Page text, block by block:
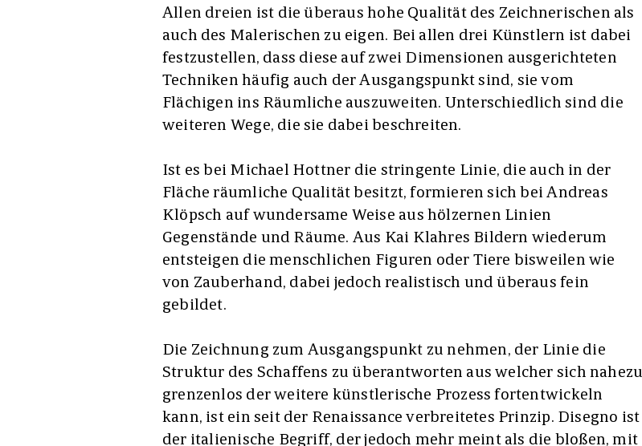
Allen dreien ist die überaus hohe Qualität des Zeichnerischen als
auch des Malerischen zu eigen. Bei allen drei Künstlern ist dabei
festzustellen, dass diese auf zwei Dimensionen ausgerichteten
Techniken häufig auch der Ausgangspunkt sind, sie vom
Flächigen ins Räumliche auszuweiten. Unterschiedlich sind die
weiteren Wege, die sie dabei beschreiten.
Ist es bei Michael Hottner die stringente Linie, die auch in der
Fläche räumliche Qualität besitzt, formieren sich bei Andreas
Klöpsch auf wundersame Weise aus hölzernen Linien
Gegenstände und Räume. Aus Kai Klahres Bildern wiederum
entsteigen die menschlichen Figuren oder Tiere bisweilen wie
von Zauberhand, dabei jedoch realistisch und überaus fein
gebildet.
Die Zeichnung zum Ausgangspunkt zu nehmen, der Linie die
Struktur des Schaffens zu überantworten aus welcher sich nahezu
grenzenlos der weitere künstlerische Prozess fortentwickeln
kann, ist ein seit der Renaissance verbreitetes Prinzip. Disegno ist
der italienische Begriff, der jedoch mehr meint als die bloßen, mit